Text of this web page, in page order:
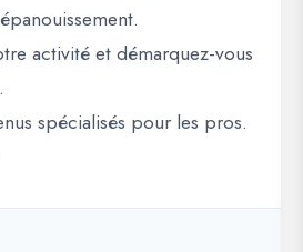
activité et démarquez-vous
spécialisés pour les pros.